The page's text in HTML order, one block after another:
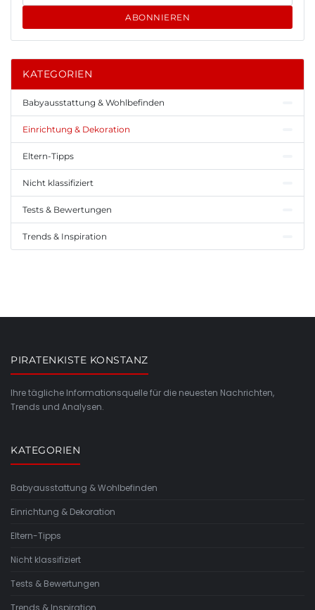
ABONNIEREN
KATEGORIEN
Babyausstattung & Wohlbefinden
Einrichtung & Dekoration
Eltern-Tipps
Nicht klassifiziert
Tests & Bewertungen
Trends & Inspiration
PIRATENKISTE KONSTANZ
Ihre tägliche Informationsquelle für die neuesten Nachrichten,
Trends und Analysen.
KATEGORIEN
Babyausstattung & Wohlbefinden
Einrichtung & Dekoration
Eltern-Tipps
Nicht klassifiziert
Tests & Bewertungen